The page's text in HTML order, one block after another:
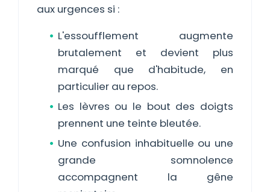
aux urgences si :
L'essoufflement augmente
brutalement et devient plus
marqué que d'habitude, en
particulier au repos.
Les lèvres ou le bout des doigts
prennent une teinte bleutée.
Une confusion inhabituelle ou une
grande somnolence
accompagnent la gêne